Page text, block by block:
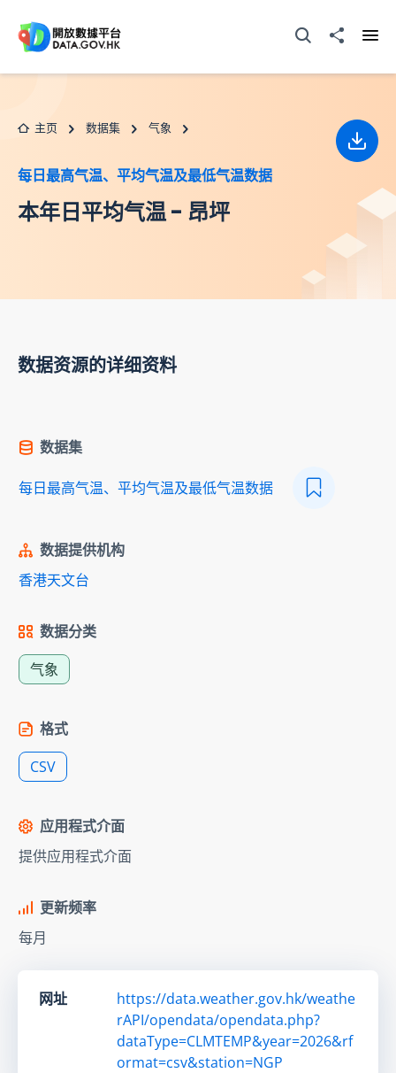
打开搜寻器分享至
主页 数据集 气象
每日最高气温、平均气温及最低气温数据
本年日平均气温 - 昂坪
下载
数据资源的详细资料
数据集
每日最高气温、平均气温及最低气温数据
数据提供机构
香港天文台
数据分类
气象
格式
CSV
应用程式介面
提供应用程式介面
更新频率
每月
网址
https://data.weather.gov.hk/weathe
rAPI/opendata/opendata.php?
dataType=CLMTEMP&year=2026&rf
ormat=csv&station=NGP